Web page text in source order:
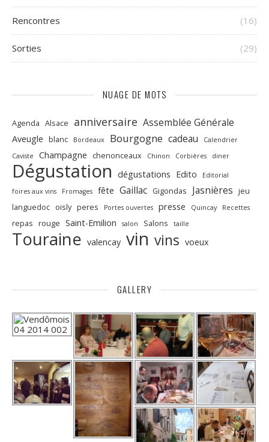
Rencontres (16)
Sorties (29)
NUAGE DE MOTS
Agenda Alsace anniversaire Assemblée Générale
Aveugle blanc Bordeaux Bourgogne cadeau
Calendrier
Caviste
Champagne chenonceaux Chinon Corbières diner
Dégustation dégustations Edito
Editorial
foires aux vins
Fromages fête Gaillac Gigondas Jasnières jeu
languedoc oisly peres Portes ouvertes presse Quincay Recettes
repas rouge Saint-Emilion salon Salons taille
Touraine valencay vin vins voeux
GALLERY